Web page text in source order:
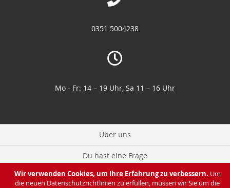
Wir verwenden Cookies, um Ihre Erfahrung zu verbessern. Um
die neuen Datenschutzrichtlinien zu erfüllen, müssen wir Sie um die
0351 5004238
Mo - Fr: 14 – 19 Uhr, Sa 11 – 16 Uhr
Über uns
Du hast eine Frage
Zahlung & Lieferung